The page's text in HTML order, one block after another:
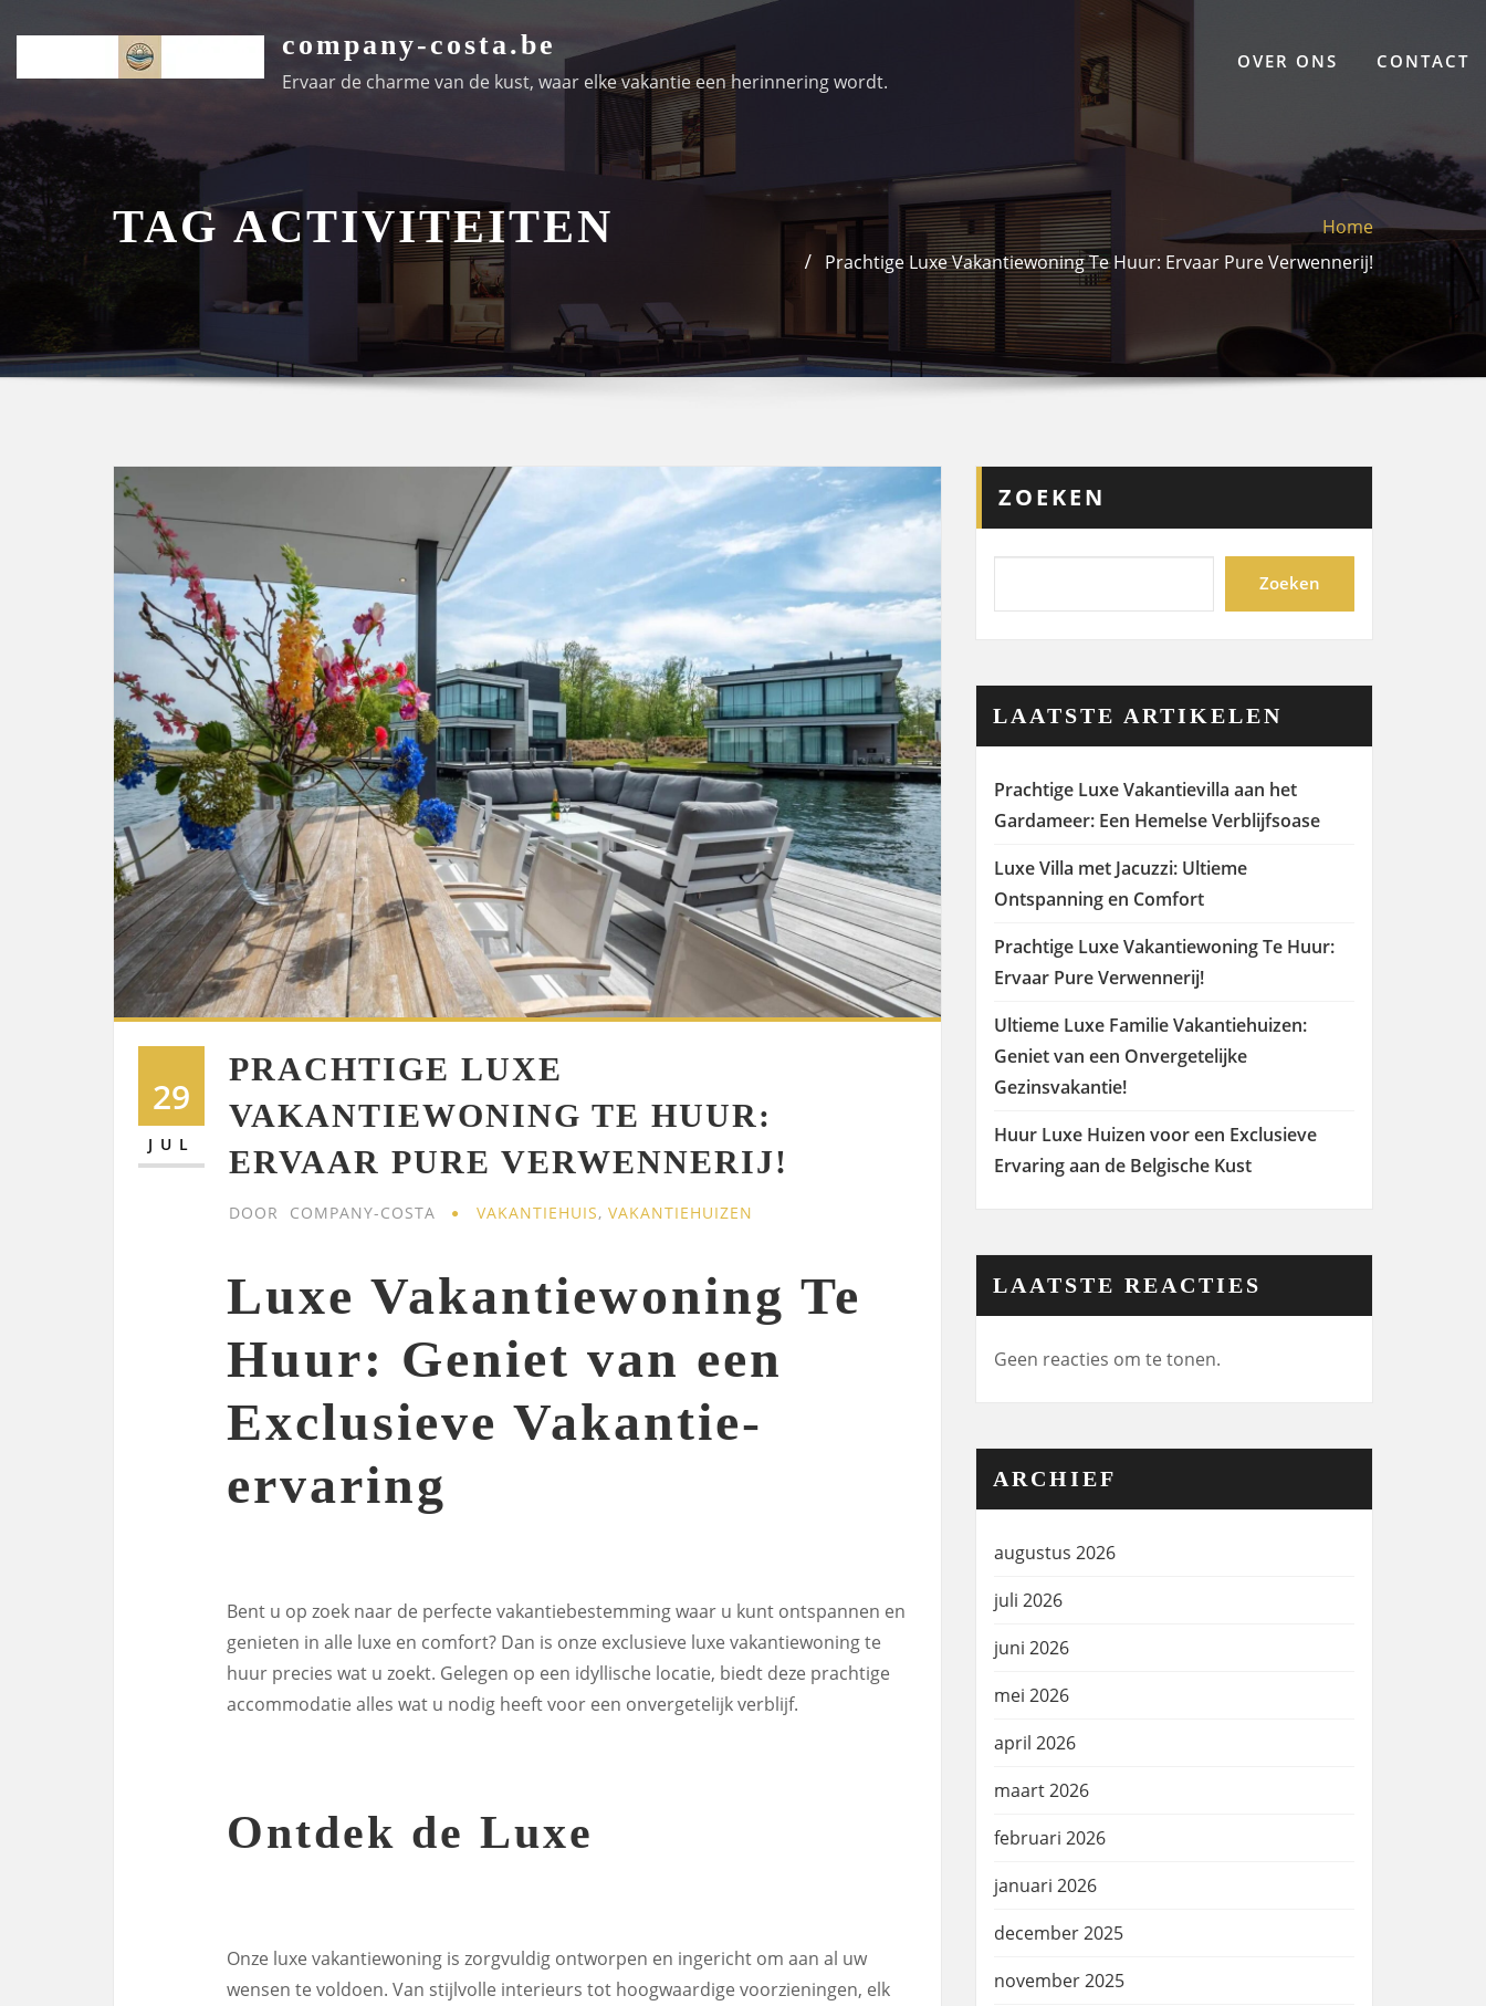
de
company-costa.be
Ervaar de charme van de kust, waar elke vakantie een herinnering wordt.
OVER ONS CONTACT
TAG ACTIVITEITEN
Home
Prachtige Luxe Vakantiewoning Te Huur: Ervaar Pure Verwennerij!
29
JUL
PRACHTIGE LUXE
VAKANTIEWONING TE HUUR:
ERVAAR PURE VERWENNERIJ!
DOOR COMPANY-COSTA VAKANTIEHUIS,VAKANTIEHUIZEN
Luxe Vakantiewoning Te
Huur: Geniet van een
Exclusieve Vakantie-
ervaring
Bent u op zoek naar de perfecte vakantiebestemming waar u kunt ontspannen en
genieten in alle luxe en comfort? Dan is onze exclusieve luxe vakantiewoning te
huur precies wat u zoekt. Gelegen op een idyllische locatie, biedt deze prachtige
accommodatie alles wat u nodig heeft voor een onvergetelijk verblijf.
Ontdek de Luxe
Onze luxe vakantiewoning is zorgvuldig ontworpen en ingericht om aan al uw
wensen te voldoen. Van stijlvolle interieurs tot hoogwaardige voorzieningen, elk
ZOEKEN
Zoeken
LAATSTE ARTIKELEN
Prachtige Luxe Vakantievilla aan het
Gardameer: Een Hemelse Verblijfsoase
Luxe Villa met Jacuzzi: Ultieme
Ontspanning en Comfort
Prachtige Luxe Vakantiewoning Te Huur:
Ervaar Pure Verwennerij!
Ultieme Luxe Familie Vakantiehuizen:
Geniet van een Onvergetelijke
Gezinsvakantie!
Huur Luxe Huizen voor een Exclusieve
Ervaring aan de Belgische Kust
LAATSTE REACTIES
Geen reacties om te tonen.
ARCHIEF
augustus 2026
juli 2026
juni 2026
mei 2026
april 2026
maart 2026
februari 2026
januari 2026
december 2025
november 2025